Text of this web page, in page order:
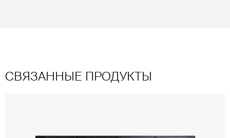
СВЯЗАННЫЕ ПРОДУКТЫ